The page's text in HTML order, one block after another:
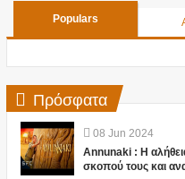
Populars
Πρόσφατα
08 Jun 2024
Annunaki : Η
σκοπού τους και